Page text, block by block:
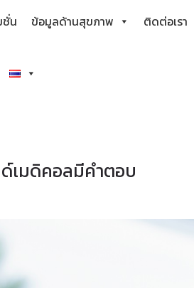
ชั่น ข้อมูลด้านสุขภาพ ติดต่อเรา
เมดิคอลมีคำตอบ